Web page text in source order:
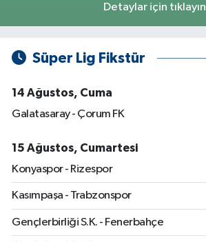
Detaylar için tıklayın
Süper Lig Fikstür
14 Ağustos, Cuma
Galatasaray - Çorum FK
15 Ağustos, Cumartesi
Konyaspor - Rizespor
Kasımpaşa - Trabzonspor
Gençlerbirliği S.K. - Fenerbahçe